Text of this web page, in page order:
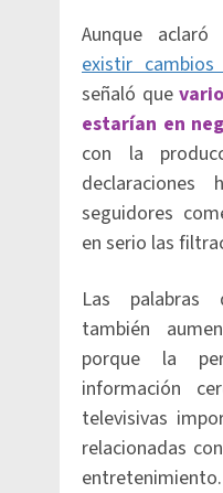
Aunque
existir
señaló que
estarían en
con la
declaraciones
seguidores
en serio las
Las palabras
también
porque la
información
televisivas
relacionadas
entretenimiento.